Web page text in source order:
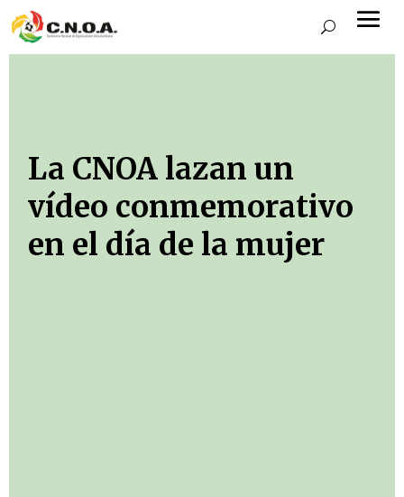
La CNOA lazan un
vídeo conmemorativo
en el día de la mujer